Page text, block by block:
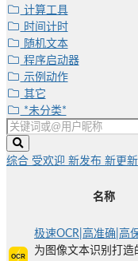
计算工具
时间计时
随机文本
程序启动器
示例动作
其它
*未分类*
综合 受欢迎 新发布 新更新
名称
极速OCR|高准确|高
为图像文本识别打造